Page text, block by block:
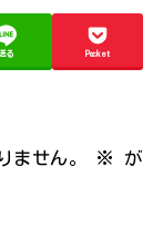
る Pocket
ません。 ※
が